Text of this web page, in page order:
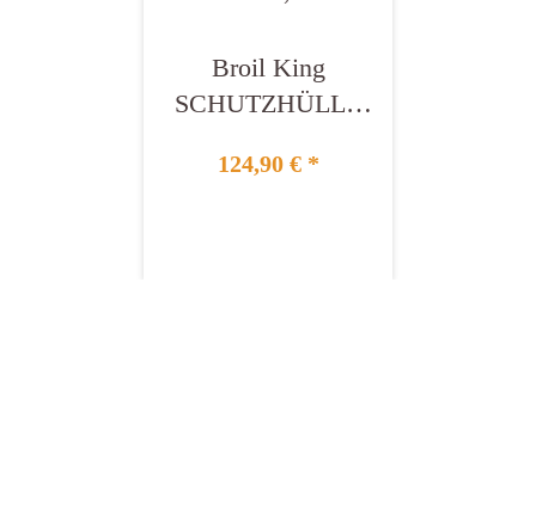
Broil King
SCHUTZHÜLLE
400er, BARON
124,90 € *